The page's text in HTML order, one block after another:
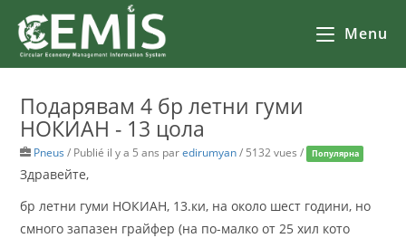
Menu
Подарявам 4 бр летни гуми
НОКИАН - 13 цола
Pneus / Publié il y a 5 ans paredirumyan/ 5132 vues / Популярна
Здравейте,
бр летни гуми НОКИАН, 13.ки, на около шест години, но
смного запазен грайфер (на по-малко от 25 хил кото